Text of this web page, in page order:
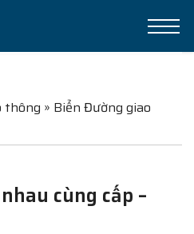
thông » Biển Đường giao
cùng cấp –